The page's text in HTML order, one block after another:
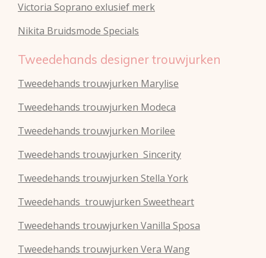
Victoria Soprano exlusief merk
Nikita Bruidsmode Specials
Tweedehands designer trouwjurken
Tweedehands trouwjurken Marylise
Tweedehands trouwjurken Modeca
Tweedehands trouwjurken Morilee
Tweedehands trouwjurken Sincerity
Tweedehands trouwjurken Stella York
Tweedehands trouwjurken Sweetheart
Tweedehands trouwjurken Vanilla Sposa
Tweedehands trouwjurken Vera Wang